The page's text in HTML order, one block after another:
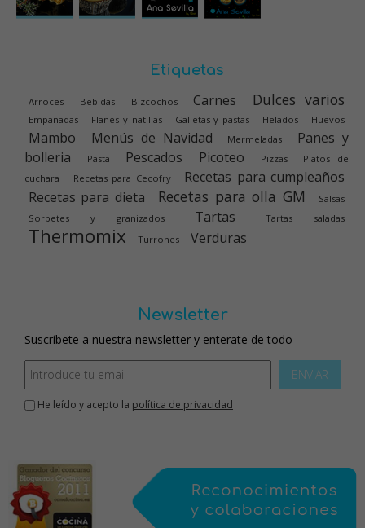
Etiquetas
Arroces Bebidas Bizcochos Carnes Dulces varios
Empanadas Flanes y natillas Galletas y pastas Helados Huevos
Mambo Menús de Navidad Mermeladas
Panes y
bolleria
Pasta Pescados Picoteo Pizzas
Platos de
cuchara
Recetas para Cecofry
Recetas para cumpleaños
Recetas para dieta
Recetas para olla GM
Salsas
Sorbetes y granizados
Tartas Tartas saladas
Thermomix Turrones Verduras
Newsletter
Suscríbete a nuestra newsletter y enterate de todo
ENVIAR
He leído y acepto la política de privacidad